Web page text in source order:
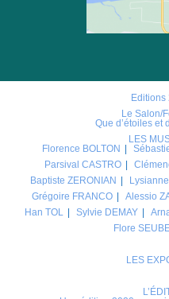
Editions
Le Salon/
Que d’étoiles et
LES
Florence BOLTON
Parsival CASTRO
Baptiste ZERONIAN
Grégoire FRANCO
Alessio
Han TOL
Sylvie DEMAY
Flore
LES